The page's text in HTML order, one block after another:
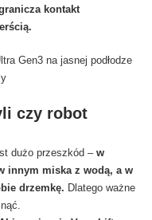
kontakt
czy robot
dużo przeszkód – w
innym miska z wodą, a w
drzemkę. Dlatego ważne